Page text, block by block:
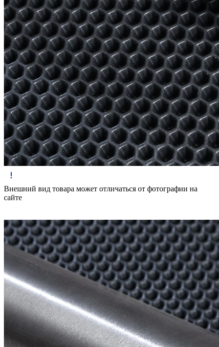
Внешний вид товара может отличаться от фотографии на
сайте